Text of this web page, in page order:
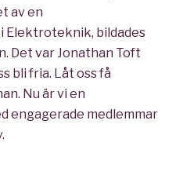
av en
Elektroteknik, bildades
Det var Jonathan Toft
bli fria. Låt oss få
Nu är vi en
engagerade medlemmar